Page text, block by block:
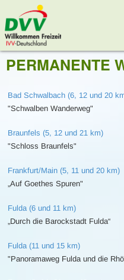
PERMANENTE
Bad Schwalbach (6, 12 und 20
"Schwalben Wanderweg"
Braunfels (5, 12 und 21 km)
"Schloss Braunfels"
Frankfurt/Main (5, 11 und 20 km)
„Auf Goethes Spuren"
Fulda (6 und 11 km)
„Durch die Barockstadt Fulda“
Fulda (11 und 15 km)
"Panoramaweg Fulda und die